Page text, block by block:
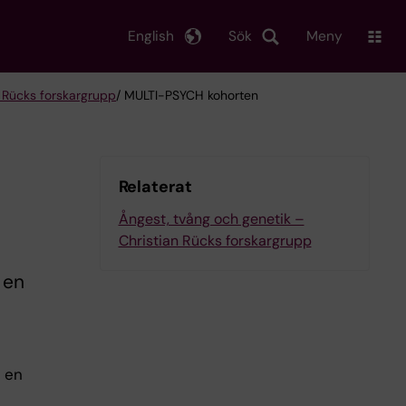
Sök
English Meny
forskargrupp/ MULTI-PSYCH kohorten
en
Relaterat
Ångest, tvång och genetik –
Christian Rücks forskargrupp